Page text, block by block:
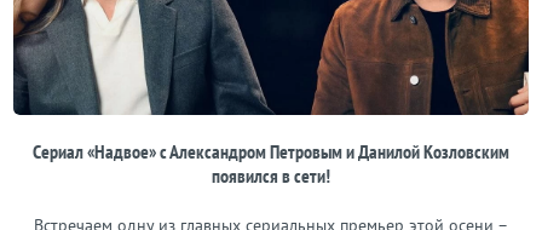
Сериал «Надвое» с Александром Петровым и Данилой Козловским
появился в сети!